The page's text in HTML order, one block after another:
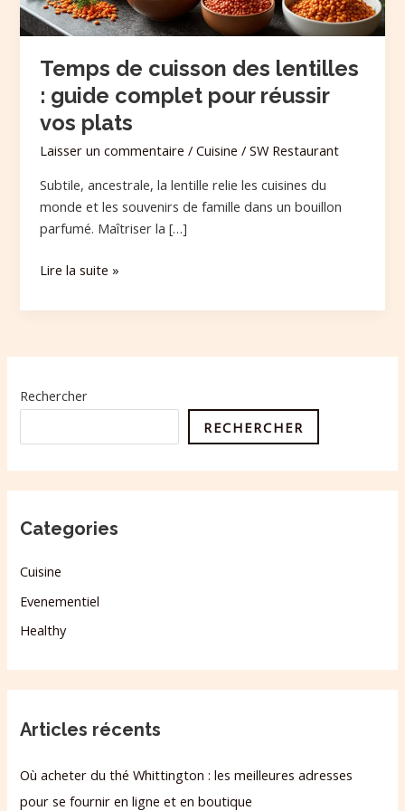
Temps de cuisson des lentilles
: guide complet pour réussir
vos plats
Laisser un commentaire /Cuisine /SW Restaurant
Subtile, ancestrale, la lentille relie les cuisines du
monde et les souvenirs de famille dans un bouillon
parfumé. Maîtriser la […]
pour
réussir
plats
Lire la suite »
Rechercher
RECHERCHER
Categories
Cuisine
Evenementiel
Healthy
Articles récents
Où acheter du thé Whittington : les meilleures adresses
pour se fournir en ligne et en boutique